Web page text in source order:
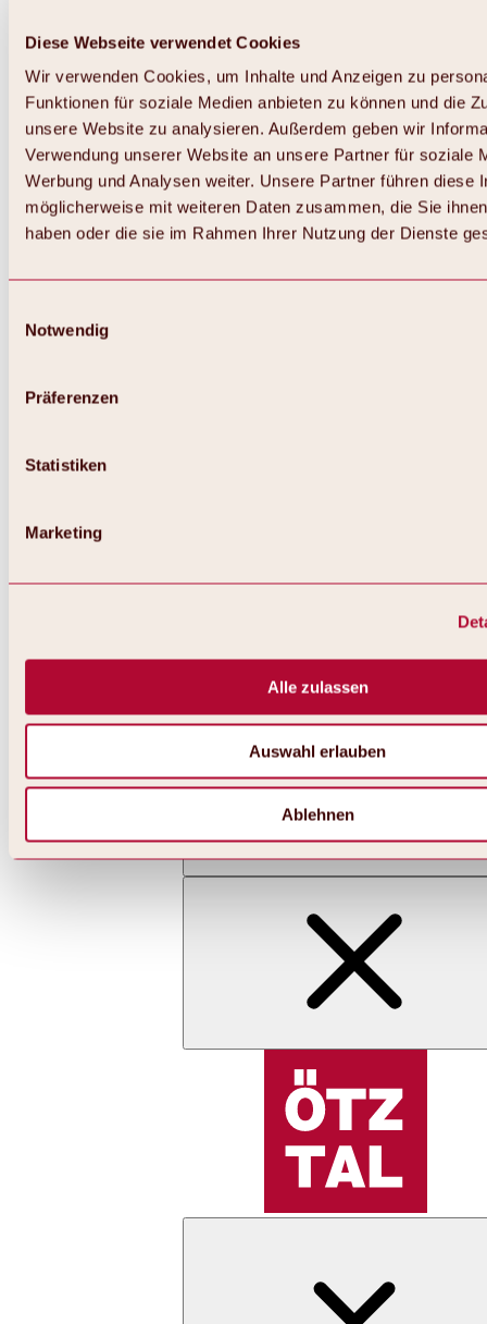
Diese Webseite verwendet Cookies
Wir verwenden Cookies, um Inhalte und Anzeigen zu
Funktionen für soziale Medien anbieten zu können und die
unsere Website zu analysieren. Außerdem geben wir
Verwendung unserer Website an unsere Partner für soziale
Werbung und Analysen weiter. Unsere Partner führen diese
möglicherweise mit weiteren Daten zusammen, die Sie
haben oder die sie im Rahmen Ihrer Nutzung der Dienste
Notwendig
Präferenzen
Statistiken
Marketing
Alle zulassen
Auswahl erlauben
Ablehnen
Alles zu Skifahren & Snowboarden | Skigebiete
Skigebiet Hochoetz